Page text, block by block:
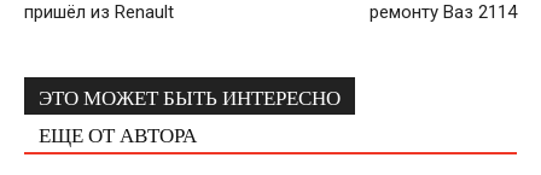
пришёл из Renault
ремонту Ваз 2114
ЭТО МОЖЕТ БЫТЬ ИНТЕРЕСНО
ЕЩЕ ОТ АВТОРА